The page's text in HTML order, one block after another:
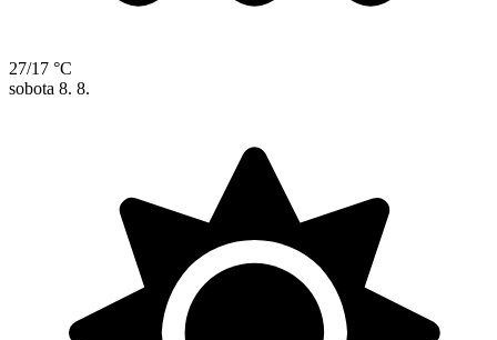
27/17 °C
sobota 8. 8.